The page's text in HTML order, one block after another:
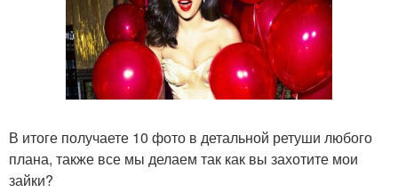
В итоге получаете 10 фото в детальной ретуши любого
плана, также все мы делаем так как вы захотите мои
зайки?